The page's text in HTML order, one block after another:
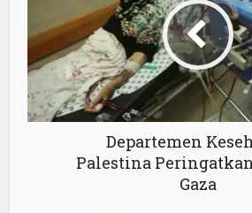
Departemen
Palestina
Gaza